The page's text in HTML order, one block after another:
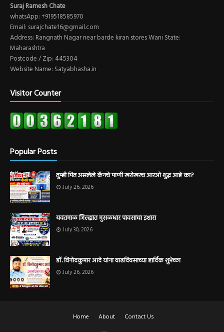
Suraj Ramesh Chate
whatsApp: +919518585970
Email: surajchate16@gmail.com
Address: Rangnath Nagar near barde kiran stores Wani State:
Maharashtra
Postcode / Zip: 445304
Website Name: Satyabhasha.in
Visitor Counter
Popular Posts
तुम्ही पित असलेले कॅनचे पाणी खरोखरच आरओ शुद्ध आहे का?
July 26, 2026
यवतमाळ जिल्ह्यात मुसळधार पावसाचा इशारा
July 30, 2026
डॉ. विनोदकुमार आदे यांना वाढदिवसाच्या हार्दिक शुभेच्छा
July 26, 2026
Home About
Contact Us